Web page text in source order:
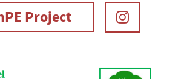
Project